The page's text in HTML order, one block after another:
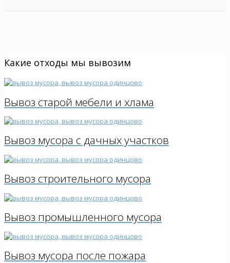
Какие отходы мы вывозим
Вывоз старой мебели и хлама
Вывоз мусора с дачных участков
Вывоз строительного мусора
Вывоз промышленного мусора
Вывоз мусора после пожара